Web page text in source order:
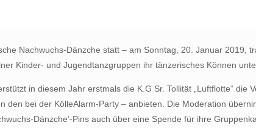
Nachwuchs-Dänzche statt – am Sonntag, 20. Januar 2019,
Kinder- und Jugendtanzgruppen ihr tänzerisches Können
in diesem Jahr erstmals die K.G Sr. Tollität „Luftflotte“
den bei der KölleAlarm-Party – anbieten. Die Moderation
Dänzche’-Pins auch über eine Spende für ihre